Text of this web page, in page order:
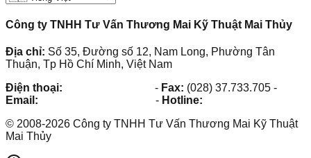
Công ty TNHH Tư Vấn Thương Mai Kỹ Thuật Mai Thủy
Địa chỉ: Số 35, Đường số 12, Nam Long, Phường Tân
Thuận, Tp Hồ Chí Minh, Việt Nam
Điện thoại:
- Fax: (028) 37.733.705 -
Email:
- Hotline:
© 2008-2026 Công ty TNHH Tư Vấn Thương Mai Kỹ Thuật
Mai Thủy